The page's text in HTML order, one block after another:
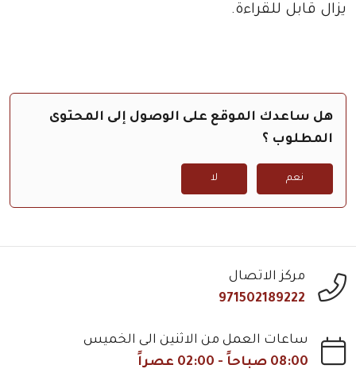
يزال قابل للقراءة.
هل ساعدك الموقع على الوصول إلى المحتوى
المطلوب ؟
نعم لا
مركز الاتصال
971502189222
ساعات العمل من الاثنين الى الخميس
08:00 صباحاً - 02:00 عصراً